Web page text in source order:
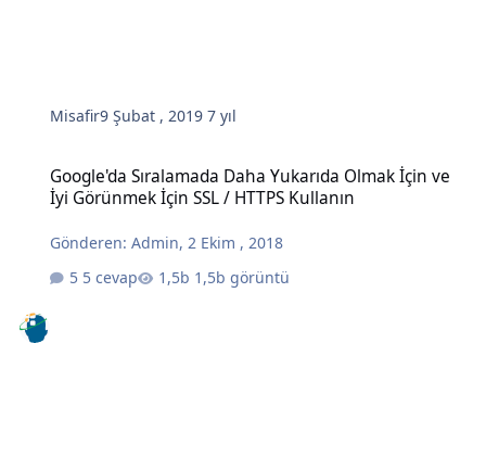
Misafir9 Şubat , 20197 yıl
Google'da Sıralamada Daha Yukarıda Olmak İçin ve
İyi Görünmek İçin SSL / HTTPS Kullanın
Gönderen:Admin,2 Ekim , 2018
5 cevap
1,5b görüntü